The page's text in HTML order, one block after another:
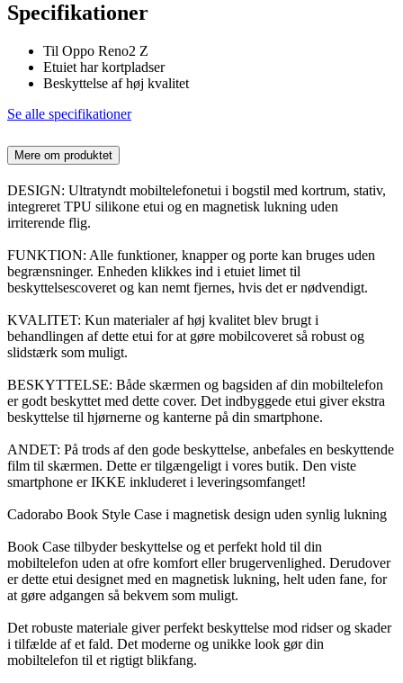
Specifikationer
Til Oppo Reno2 Z
Etuiet har kortpladser
Beskyttelse af høj kvalitet
Se alle specifikationer
Mere om produktet
DESIGN: Ultratyndt mobiltelefonetui i bogstil med kortrum, stativ,
integreret TPU silikone etui og en magnetisk lukning uden
irriterende flig.
FUNKTION: Alle funktioner, knapper og porte kan bruges uden
begrænsninger. Enheden klikkes ind i etuiet limet til
beskyttelsescoveret og kan nemt fjernes, hvis det er nødvendigt.
KVALITET: Kun materialer af høj kvalitet blev brugt i
behandlingen af dette etui for at gøre mobilcoveret så robust og
slidstærk som muligt.
BESKYTTELSE: Både skærmen og bagsiden af din mobiltelefon
er godt beskyttet med dette cover. Det indbyggede etui giver ekstra
beskyttelse til hjørnerne og kanterne på din smartphone.
ANDET: På trods af den gode beskyttelse, anbefales en beskyttende
film til skærmen. Dette er tilgængeligt i vores butik. Den viste
smartphone er IKKE inkluderet i leveringsomfanget!
Cadorabo Book Style Case i magnetisk design uden synlig lukning
Book Case tilbyder beskyttelse og et perfekt hold til din
mobiltelefon uden at ofre komfort eller brugervenlighed. Derudover
er dette etui designet med en magnetisk lukning, helt uden fane, for
at gøre adgangen så bekvem som muligt.
Det robuste materiale giver perfekt beskyttelse mod ridser og skader
i tilfælde af et fald. Det moderne og unikke look gør din
mobiltelefon til et rigtigt blikfang.